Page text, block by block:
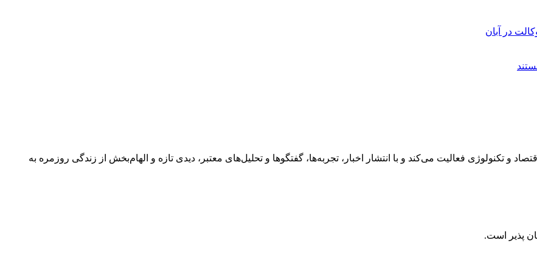
هنر، سفر، اقتصاد و تکنولوژی فعالیت می‌کند و با انتشار اخبار، تجربه‌ها، گفتگوها و تحلیل‌های معتبر، دیدی تازه و الهام‌بخش از زندگی روزمره به
پذیر است.